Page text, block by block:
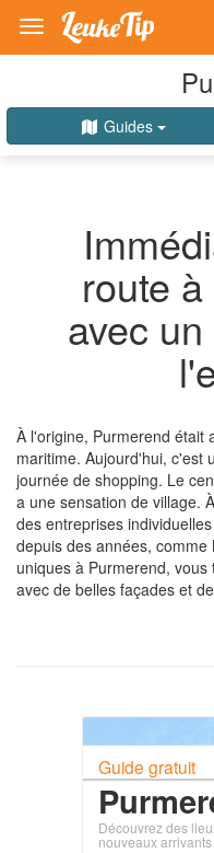
Toggle
navigation
Guides
route
avec
À l'origine, Purmerend était
maritime. Aujourd'hui, c'est
journée de shopping. Le
a une sensation de village.
des entreprises
depuis des années,
uniques à Purmerend,
avec de belles façades et
Guide gratuit
Découvrez des
nouveaux